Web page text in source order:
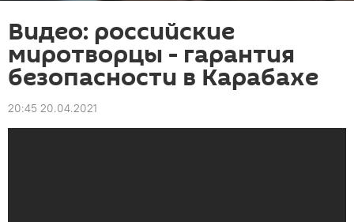
Видео: российские
миротворцы - гарантия
безопасности в Карабахе
20:45 20.04.2021